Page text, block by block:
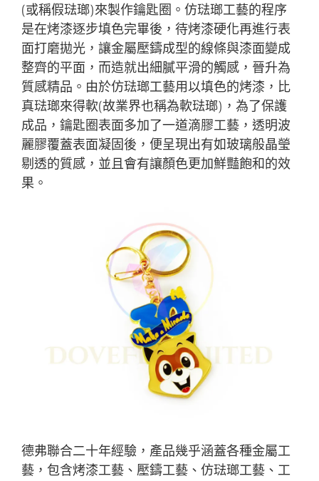
(或稱假琺瑯)來製作鑰匙圈。仿琺瑯工藝的程序
是在烤漆逐步填色完畢後，待烤漆硬化再進行表
面打磨拋光，讓金屬壓鑄成型的線條與漆面變成
整齊的平面，而造就出細膩平滑的觸感，晉升為
質感精品。由於仿琺瑯工藝用以填色的烤漆，比
真琺瑯來得軟(故業界也稱為軟琺瑯)，為了保護
成品，鑰匙圈表面多加了一道滴膠工藝，透明波
麗膠覆蓋表面凝固後，便呈現出有如玻璃般晶瑩
剔透的質感，並且會有讓顏色更加鮮豔飽和的效
果。
德弗聯合二十年經驗，產品幾乎涵蓋各種金屬工
藝，包含烤漆工藝、壓鑄工藝、仿琺瑯工藝、工